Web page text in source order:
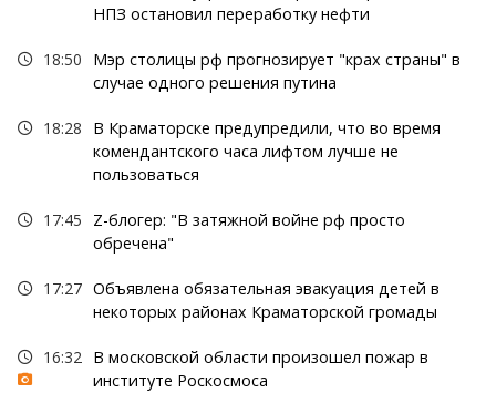
НПЗ остановил переработку нефти
18:50
Мэр столицы рф прогнозирует "крах страны" в
случае одного решения путина
18:28
В Краматорске предупредили, что во время
комендантского часа лифтом лучше не
пользоваться
17:45
Z-блогер: "В затяжной войне рф просто
обречена"
17:27 Объявлена обязательная эвакуация детей в
некоторых районах Краматорской громады
16:32 В московской области произошел пожар в
институте Роскосмоса